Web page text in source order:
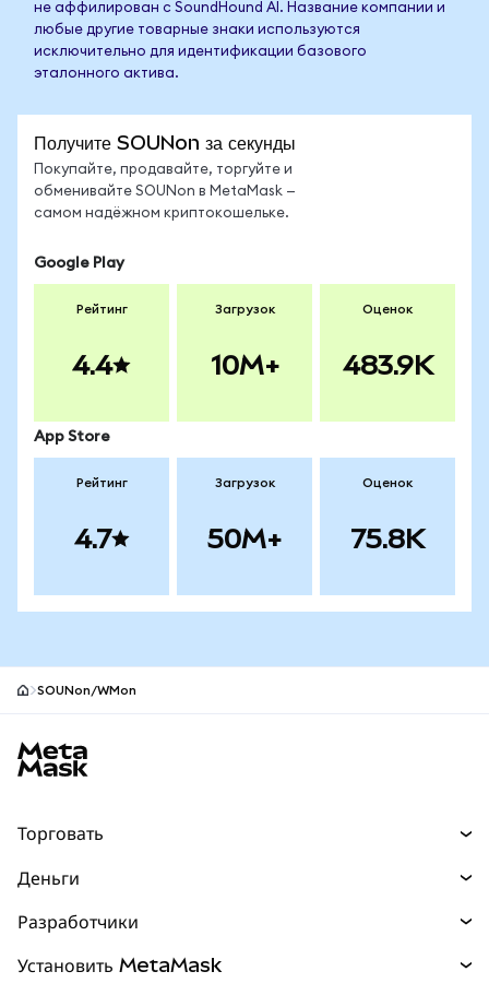
не аффилирован с SoundHound AI. Название компании и
любые другие товарные знаки используются
исключительно для идентификации базового
эталонного актива.
Получите SOUNon за секунды
Покупайте, продавайте, торгуйте и
обменивайте SOUNon в MetaMask —
самом надёжном криптокошельке.
Google Play
Рейтинг
4.4
Загрузок
10M+
Оценок
483.9K
App Store
Рейтинг
4.7
Загрузок
50M+
Оценок
75.8K
SOUNon/WMon
Торговать
Прогнозы
Перпы НОВИНКА
Деньги
mUSD
Разработчики
Установить MetaMask